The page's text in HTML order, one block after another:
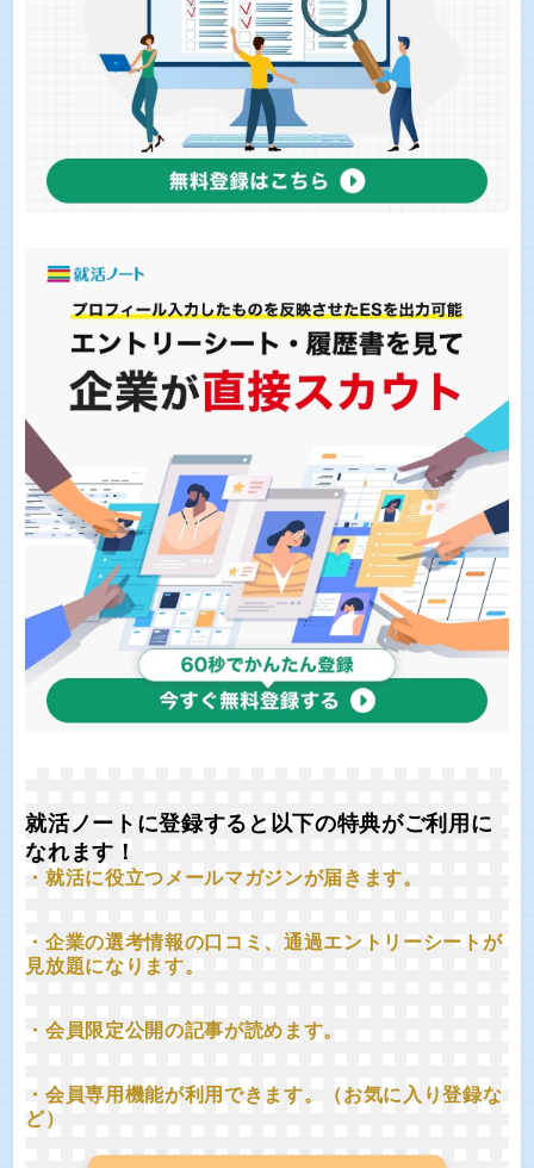
就活ノートに登録すると以下の特典がご利用に
なれます！
・就活に役立つメールマガジンが届きます。
・企業の選考情報の口コミ、通過エントリーシートが
見放題になります。
・会員限定公開の記事が読めます。
・会員専用機能が利用できます。（お気に入り登録な
ど）